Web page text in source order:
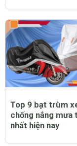
Top 9 bạt trùm
chống nắng mưa
nhất hiện nay